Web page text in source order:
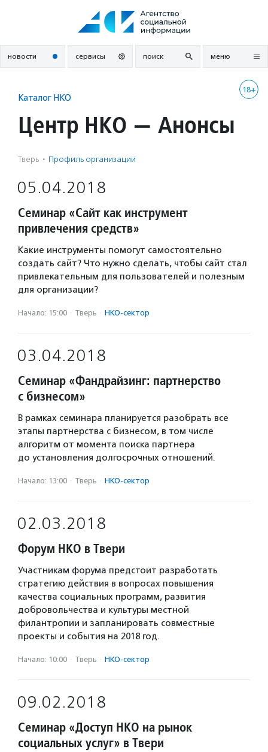
новости сервисы поиск меню
18+
Каталог НКО
Центр НКО — Анонсы
Тверь · Профиль организации
05.04.2018
Семинар «Сайт как инструмент
привлечения средств»
Какие инструменты помогут самостоятельно
создать сайт? Что нужно сделать, чтобы сайт стал
привлекательным для пользователей и полезным
для организации?
Начало: 15:00 · Тверь · НКО-сектор
03.04.2018
Семинар «Фандрайзинг: партнерство
с бизнесом»
В рамках семинара планируется разобрать все
этапы партнерства с бизнесом, в том числе
алгоритм от момента поиска партнера
до установления долгосрочных отношений.
Начало: 13:00 · Тверь · НКО-сектор
02.03.2018
Форум НКО в Твери
Участникам форума предстоит разработать
стратегию действия в вопросах повышения
качества социальных программ, развития
добровольчества и культуры местной
филантропии и запланировать совместные
проекты и события на 2018 год.
Начало: 10:00 · Тверь · НКО-сектор
09.02.2018
Семинар «Доступ НКО на рынок
социальных услуг» в Твери